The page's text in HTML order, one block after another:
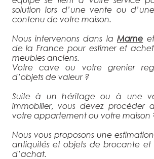
solution lors d’une vente ou
contenu de votre maison.
Nous intervenons dans laMarne
de la France pour estimer et
meubles anciens.
Votre cave ou votre grenier
d’objets de valeur ?
Suite à un héritage ou à une
immobilier, vous devez procéder
votre appartement ou votre maison
Nous vous proposons une
antiquités et objets de brocante et
d’achat.